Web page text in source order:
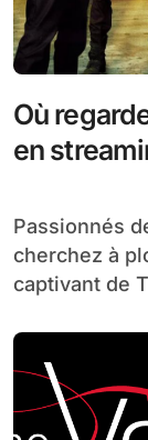
Où
en
Passionnés de frissons surnaturels, vous
cherchez à
captivant de